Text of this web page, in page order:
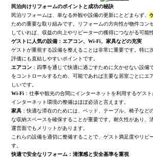
民泊向けリフォームのポイントと成功の秘訣
民泊リフォームは、単なる外観や設備の更新にとどまらず、
ための重要な取り組みです。リフォームの方向性が物件コン
していれば、収益の向上やリピーターの獲得につながる可能
ゲストに人気の設備：エアコン、Wi-Fi、家具などの充実
ゲストが重視する設備を整えることは非常に重要です。特に
評価にも直結しやすいポイントです。
エアコン ：四季を通じて快適に過ごすために欠かせない設備
をコントロールするため、可能であれば主要な居室ごとにエ
しいです。
Wi‑Fi ：仕事や観光の合間にインターネットを利用するゲス
インターネット環境の整備はほぼ必須と言えます。
家具 ：快適な滞在のためには、ベッド、テーブル、椅子など
な収納スペースを確保することが重要です。耐久性があり、
運営面でもメリットがあります。
これらの設備を適切に整備することで、ゲスト満足度やリピ
す。
快適で安全なリフォーム：清潔感と安全基準を重視